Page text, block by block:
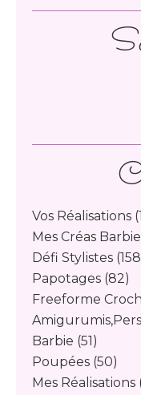
Vos Réalisations
Mes Créas Barbie
Défi Stylistes
Papotages (82)
Freeforme
Barbie (51)
Poupées (50)
Mes Réalisations